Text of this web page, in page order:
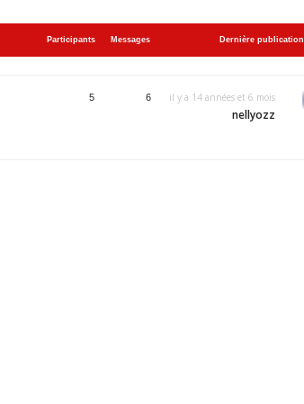
Participants Messages Dernière publication
5 6 il y a 14 années et 6 mois
nellyozz